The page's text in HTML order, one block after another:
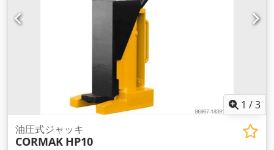
だけでなく、フェイルセーフ機能も備えているため、重い荷物
を安全に持ち上げて高い場所まで輸 送できます。 クローリフ
トの設計は、操作中に最大限の安定性を確保するために慎重に
設計されています。頑丈なフレームと耐久性のある素材によ
り、リフ トは完全な機能性と信頼性を維持しながら、過酷な産
業環境に耐えることができます。 要約すると、20 トンのクロ
ー マシン リフトは、最も要求の厳しい産業タスクにも対応で
きる強力なツールです。優れた耐荷重性と精密な爪機構によ
り、さまざまな作業環境で大き な荷物を持ち上げたり移動した
りする際に非常に役立ちます。 技術データ: Credpfx Aovvk D
Hsivjf 最大静荷重20T 吊り上げヘッドの最大吊り上げ能力15T
1 /3
油圧式ジャッキ
CORMAK HP10